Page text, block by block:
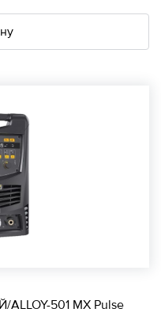
501 МХ Pulse